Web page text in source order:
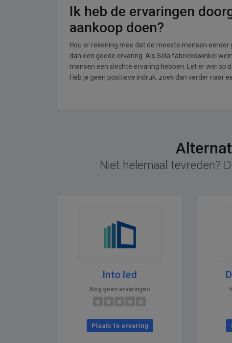
Ik heb de ervaringen
aankoop doen?
Hou er rekening mee dat de meeste mensen
dan een goede ervaring. Als Sola fabriekswinkel
mensen een slechte ervaring hebben. Let er wel op
Heb je geen positieve indruk, zoek dan verder naar
Niet helemaal tevreden?
Into led
Nog geen ervaringen
Plaats 1e ervaring